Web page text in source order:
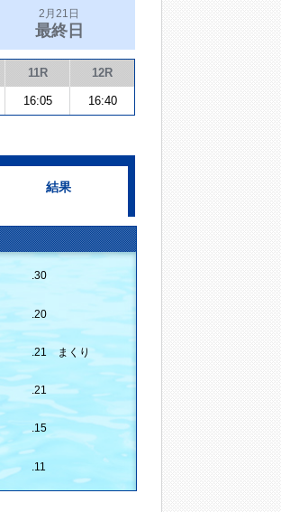
2月21日
最終日
11R 12R
16:05 16:40
結果
.30
.20
.21 まくり
.21
.15
.11